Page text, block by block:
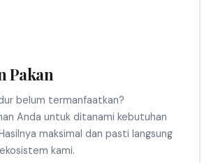
Pakan
belum termanfaatkan?
Anda untuk ditanami kebutuhan
maksimal dan pasti langsung
kami.